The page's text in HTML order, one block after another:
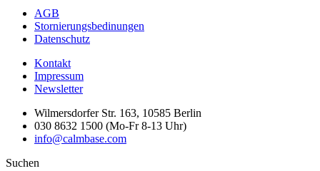
AGB
Stornierungsbedinungen
Datenschutz
Kontakt
Impressum
Newsletter
Wilmersdorfer Str. 163, 10585 Berlin
030 8632 1500 (Mo-Fr 8-13 Uhr)
info@calmbase.com
Suchen